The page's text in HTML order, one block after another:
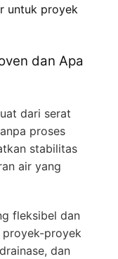
untuk proyek
dan Apa
dari serat
proses
stabilitas
air yang
fleksibel dan
proyek-proyek
dan